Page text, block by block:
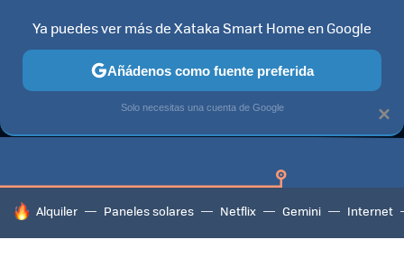
GUÍAS DE COMPRA CAZANDO GANGAS OFERTAS EN
HOY SE HABLA DE
Alquiler Paneles solares Netflix Gemini Internet
×
Ya puedes ver más de Xataka Smart Home en Google
Añádenos como fuente preferida
Solo necesitas una cuenta de Google